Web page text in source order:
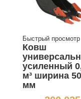
Быстрый просмотр
Ковш
усиленный
м³ ширина
мм